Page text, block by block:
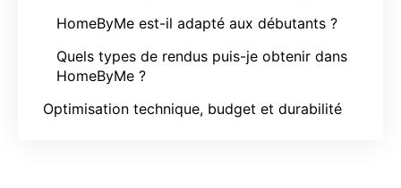
HomeByMe est-il adapté aux débutants ?
Quels types de rendus puis-je obtenir dans
HomeByMe ?
Optimisation technique, budget et durabilité